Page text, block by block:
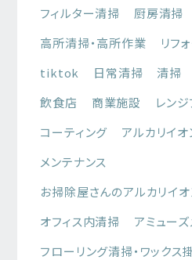
フィルター清掃
厨房清掃
高所清掃・高所作業
リフ
tiktok
日常清掃 清掃
飲食店
商業施設 レン
コーティング
アルカリイ
メンテナンス
お掃除屋さんのアルカリイ
オフィス内清掃
アミュー
フローリング清掃・ワックス